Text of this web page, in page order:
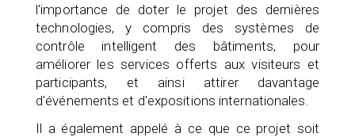
l'importance de doter le projet des dernières
technologies, y compris des systèmes de
contrôle intelligent des bâtiments, pour
améliorer les services offerts aux visiteurs et
participants, et ainsi attirer davantage
d'événements et d'expositions internationales.
Il a également appelé à ce que ce projet soit